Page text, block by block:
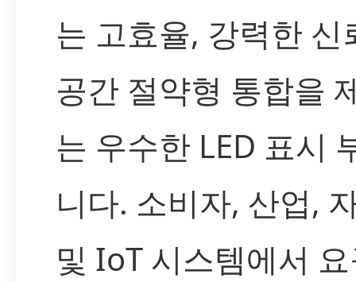
는 고효율, 강력한 신
공간 절약형 통합을
는 우수한 LED 표시
니다. 소비자, 산업,
및 IoT 시스템에서